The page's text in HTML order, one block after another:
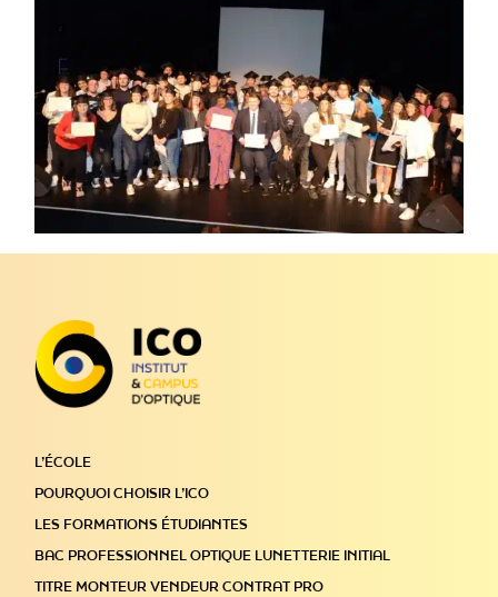
L’ÉCOLE
POURQUOI CHOISIR L’ICO
LES FORMATIONS ÉTUDIANTES
BAC PROFESSIONNEL OPTIQUE LUNETTERIE INITIAL
TITRE MONTEUR VENDEUR CONTRAT PRO